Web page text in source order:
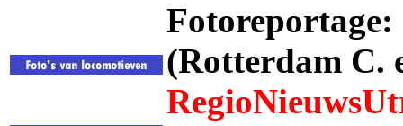
(Rotterdam C.